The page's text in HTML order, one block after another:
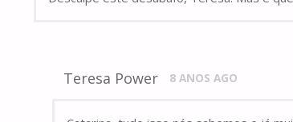
Teresa Power 8 ANOS AGO